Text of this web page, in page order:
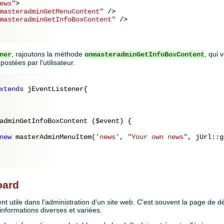
>
/>
/>
, rajoutons la méthodeonmasteradminGetInfoBoxContent , qui
par l'utilisateur.
jEventListener{
($event) {
masterAdminMenuItem( 'news' , "Your own news",
utile dans l'administration d'un site web. C'est souvent la page de
diverses et variées.